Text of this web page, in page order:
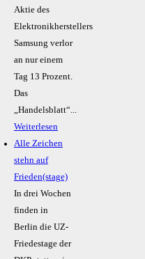
Aktie des
Elektronikherstellers
Samsung verlor
an nur einem
Tag 13 Prozent.
Das
„Handelsblatt“...
Weiterlesen
Alle Zeichen
stehn auf
Frieden(stage)
In drei Wochen
finden in
Berlin die UZ-
Friedestage der